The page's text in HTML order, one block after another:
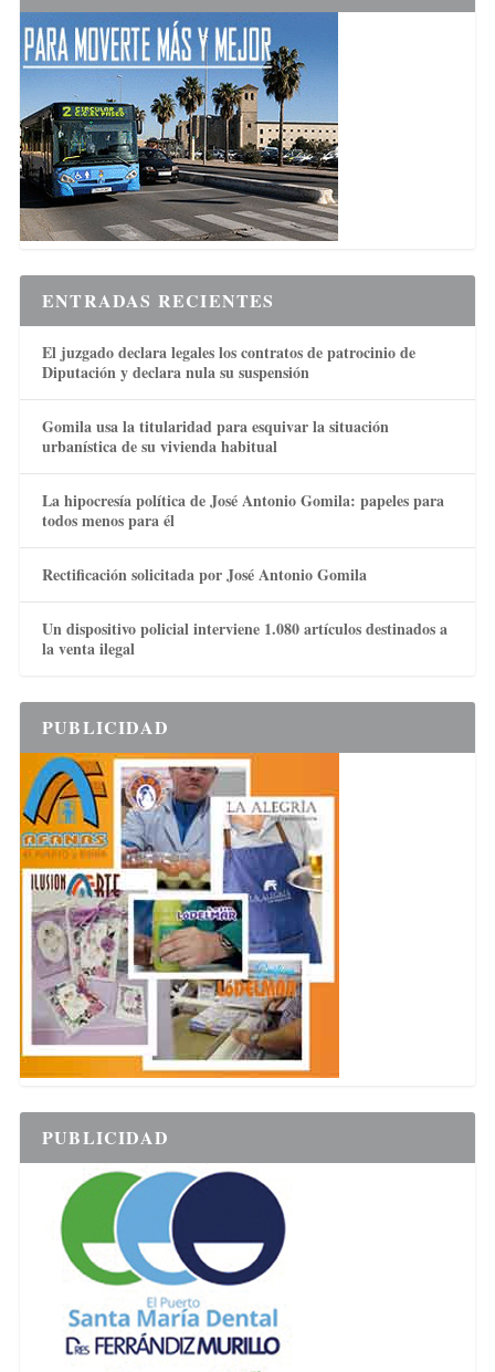
ENTRADAS RECIENTES
El juzgado declara legales los contratos de patrocinio de
Diputación y declara nula su suspensión
Gomila usa la titularidad para esquivar la situación
urbanística de su vivienda habitual
La hipocresía política de José Antonio Gomila: papeles para
todos menos para él
Rectificación solicitada por José Antonio Gomila
Un dispositivo policial interviene 1.080 artículos destinados a
la venta ilegal
PUBLICIDAD
PUBLICIDAD